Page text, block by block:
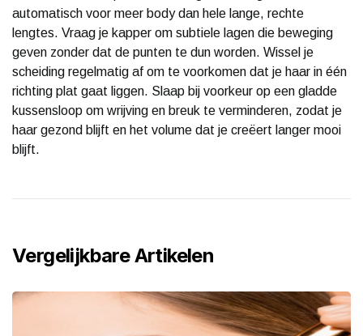
automatisch voor meer body dan hele lange, rechte
lengtes. Vraag je kapper om subtiele lagen die beweging
geven zonder dat de punten te dun worden. Wissel je
scheiding regelmatig af om te voorkomen dat je haar in één
richting plat gaat liggen. Slaap bij voorkeur op een gladde
kussensloop om wrijving en breuk te verminderen, zodat je
haar gezond blijft en het volume dat je creëert langer mooi
blijft.
Vergelijkbare Artikelen